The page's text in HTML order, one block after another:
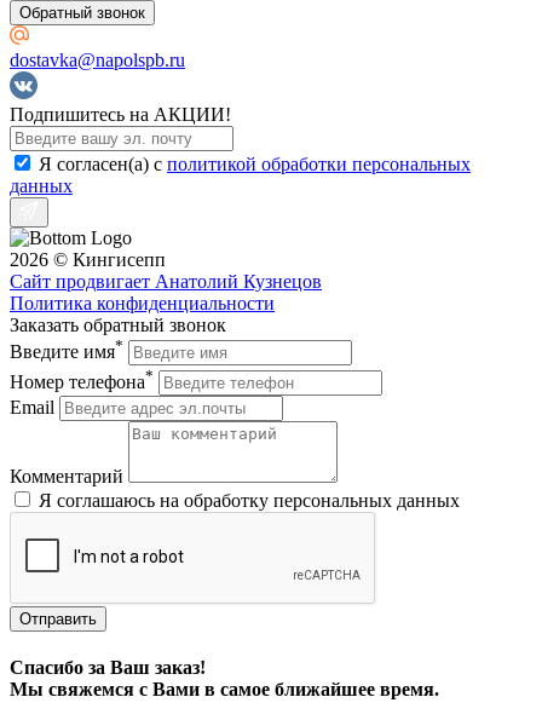
Обратный звонок
dostavka@napolspb.ru
Подпишитесь на АКЦИИ!
Я согласен(a) с политикой обработки персональных
данных
2026 © Кингисепп
Сайт продвигает Анатолий Кузнецов
Политика конфиденциальности
Заказать обратный звонок
Введите имя*
Номер телефона*
Email
Комментарий
Я соглашаюсь на обработку персональных данных
Отправить
Спасибо за Ваш заказ!
Мы свяжемся с Вами в самое ближайшее время.